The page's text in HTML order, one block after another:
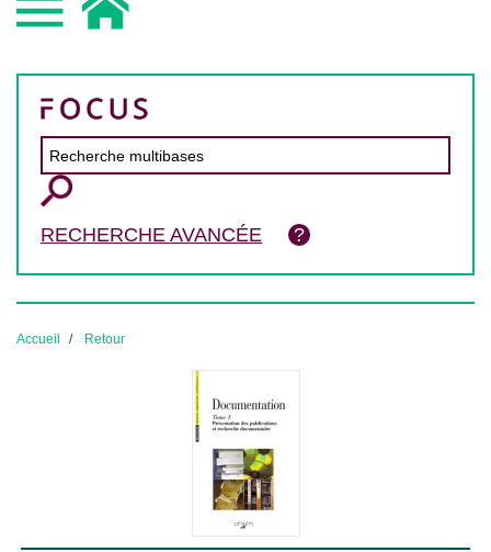
RECHERCHE AVANCÉE
Accueil Retour